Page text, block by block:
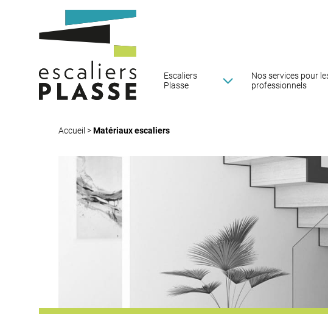
Escaliers
Plasse
Nos services pour
professionnels
Accueil >Matériaux escaliers